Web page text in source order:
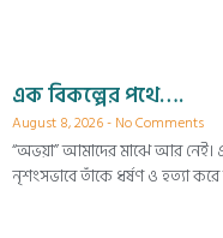
এক বিকল্পের পথে….
August 8, 2026 No Comments
“অভয়া” আমাদের মাঝে আর নেই।
নৃশংসভাবে তাঁকে ধর্ষণ ও হত্যা